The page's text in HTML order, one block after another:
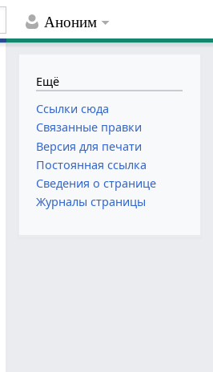
Аноним
Ещё
Ссылки сюда
Связанные правки
Версия для печати
Постоянная ссылка
Сведения о странице
Журналы страницы